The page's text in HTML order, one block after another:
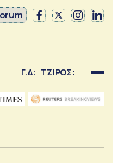
Γ.Δ: ΤΖΙΡΟΣ: